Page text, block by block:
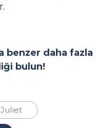
benzer daha fazla
bulun!